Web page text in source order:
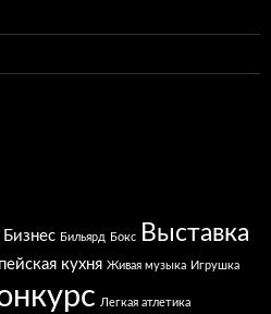
Бизнес Бильярд Бокс Выставка
кухня Живая музыка Игрушка
Легкая атлетика